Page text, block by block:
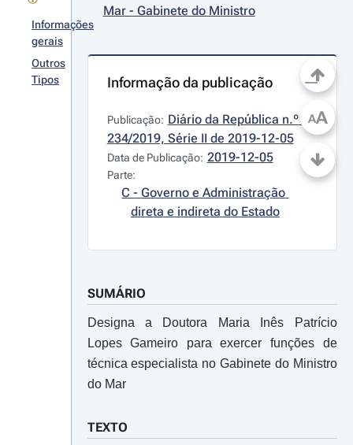
Informações
gerais
Outros
Tipos
Mar - Gabinete do Ministro
Informação da publicação
Publicação: Diário da República n.º
234/2019, Série II de 2019-12-05
Data de Publicação: 2019-12-05
Parte:
C - Governo e Administração
direta e indireta do Estado
SUMÁRIO
Designa a Doutora Maria Inês Patrício
Lopes Gameiro para exercer funções de
técnica especialista no Gabinete do Ministro
do Mar
TEXTO
AA